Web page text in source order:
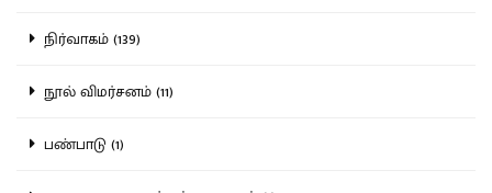
நிர்வாகம் (139)
நூல் விமர்சனம் (11)
பண்பாடு (1)